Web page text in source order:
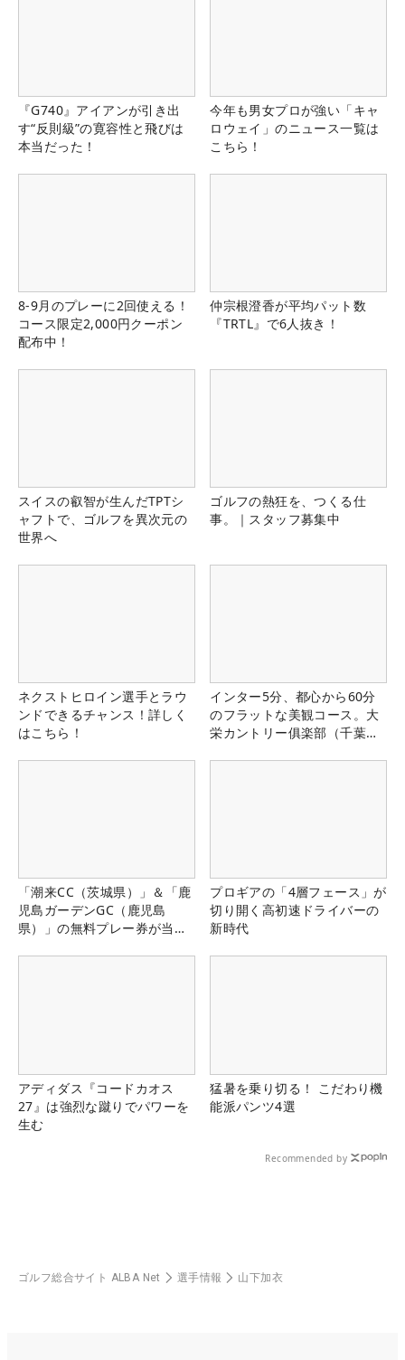
『G740』アイアンが引き出
す“反則級”の寛容性と飛びは
本当だった！
今年も男女プロが強い「キャ
ロウェイ」のニュース一覧は
こちら！
8-9月のプレーに2回使える！
コース限定2,000円クーポン
配布中！
仲宗根澄香が平均パット数
『TRTL』で6人抜き！
スイスの叡智が生んだTPTシ
ャフトで、ゴルフを異次元の
世界へ
ゴルフの熱狂を、つくる仕
事。｜スタッフ募集中
ネクストヒロイン選手とラウ
ンドできるチャンス！詳しく
はこちら！
インター5分、都心から60分
のフラットな美観コース。大
栄カントリー俱楽部（千葉
「潮来CC（茨城県）」＆「鹿
児島ガーデンGC（鹿児島
県）」の無料プレー券が当た
プロギアの「4層フェース」が
切り開く高初速ドライバーの
新時代
アディダス『コードカオス
27』は強烈な蹴りでパワーを
生む
猛暑を乗り切る！ こだわり機
能派パンツ4選
Recommended by
ゴルフ総合サイト ALBA Net 選手情報 山下加衣